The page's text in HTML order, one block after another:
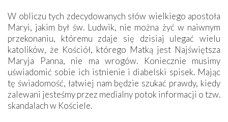
W obliczu tych zdecydowanych słów wielkiego apostoła
Maryi, jakim był św. Ludwik, nie można żyć w naiwnym
przekonaniu, któremu zdaje się dzisiaj ulegać wielu
katolików, że Kościół, którego Matką jest Najświętsza
Maryja Panna, nie ma wrogów. Koniecznie musimy
uświadomić sobie ich istnienie i diabelski spisek. Mając
tę świadomość, łatwiej nam będzie szukać prawdy, kiedy
zalewani jesteśmy przez medialny potok informacji o tzw.
skandalach w Kościele.